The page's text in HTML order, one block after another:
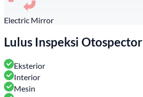
Electric Mirror
Lulus Inspeksi Otospector
Eksterior
Interior
Mesin